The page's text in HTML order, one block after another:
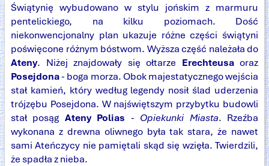
Świątynię wybudowano w stylu jońskim z marmuru
pentelickiego, na kilku poziomach. Dość
niekonwencjonalny plan ukazuje różne części świątyni
poświęcone różnym bóstwom. Wyższa część należała do
Ateny. Niżej znajdowały się ołtarze Erechteusa oraz
Posejdona- boga morza. Obok majestatycznego wejścia
stał kamień, który według legendy nosił ślad uderzenia
trójzębu Posejdona. W najświętszym przybytku budowli
stał posąg Ateny Polias - Opiekunki Miasta. Rzeźba
wykonana z drewna oliwnego była tak stara, że nawet
sami Ateńczycy nie pamiętali skąd się wzięła. Twierdzili,
że spadła z nieba.